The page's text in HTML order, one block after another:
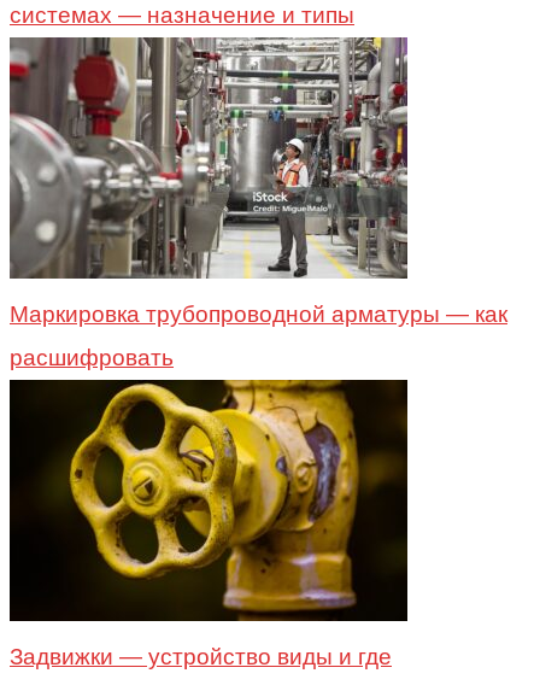
системах — назначение и типы
Маркировка трубопроводной арматуры — как
расшифровать
Задвижки — устройство виды и где